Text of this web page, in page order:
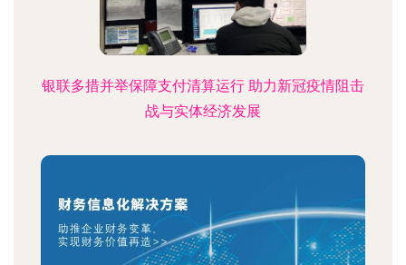
银联多措并举保障支付清算运行 助力新冠疫情阻击
战与实体经济发展